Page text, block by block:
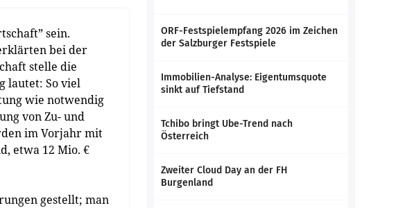
sein.
bei der
stelle die
lautet: So viel
wie notwendig
von Zu- und
im Vorjahr mit
etwa 12 Mio. €
gestellt; man
ORF-Festspielempfang 2026 im Zeichen
der Salzburger Festspiele
Immobilien-Analyse: Eigentumsquote
sinkt auf Tiefstand
Tchibo bringt Ube-Trend nach
Österreich
Zweiter Cloud Day an der FH
Burgenland